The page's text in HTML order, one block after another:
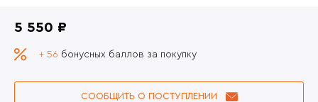
5 550 ₽
+ 56 бонусных баллов за покупку
СООБЩИТЬ О ПОСТУПЛЕНИИ